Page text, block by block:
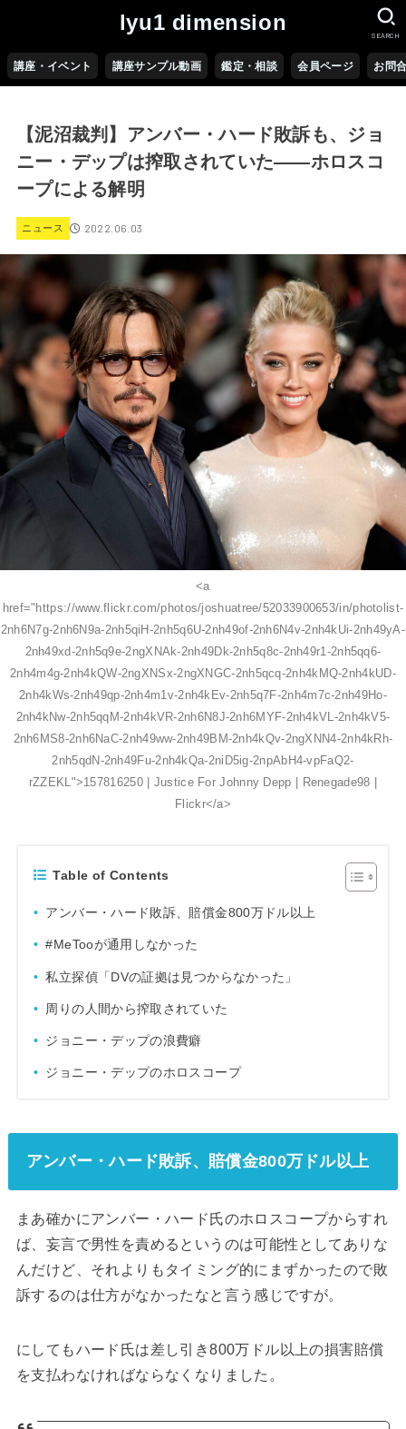
lyu1 dimension
講座・イベント 講座サンプル動画 鑑定・相談 会員ページ お問
SEARCH
【泥沼裁判】アンバー・ハード敗訴も、ジョ
ニー・デップは搾取されていた――ホロスコ
ープによる解明
ニュース 2022.06.03
<a
href="https://www.flickr.com/photos/joshuatree/52033900653/in/photolist-
2nh6N7g-2nh6N9a-2nh5qiH-2nh5q6U-2nh49of-2nh6N4v-2nh4kUi-2nh49yA-
2nh49xd-2nh5q9e-2ngXNAk-2nh49Dk-2nh5q8c-2nh49r1-2nh5qq6-
2nh4m4g-2nh4kQW-2ngXNSx-2ngXNGC-2nh5qcq-2nh4kMQ-2nh4kUD-
2nh4kWs-2nh49qp-2nh4m1v-2nh4kEv-2nh5q7F-2nh4m7c-2nh49Ho-
2nh4kNw-2nh5qqM-2nh4kVR-2nh6N8J-2nh6MYF-2nh4kVL-2nh4kV5-
2nh6MS8-2nh6NaC-2nh49ww-2nh49BM-2nh4kQv-2ngXNN4-2nh4kRh-
2nh5qdN-2nh49Fu-2nh4kQa-2niD5ig-2npAbH4-vpFaQ2-
rZZEKL">157816250 | Justice For Johnny Depp | Renegade98 |
Flickr</a>
Table of Contents
アンバー・ハード敗訴、賠償金800万ドル以上
#MeTooが通用しなかった
私立探偵「DVの証拠は見つからなかった」
周りの人間から搾取されていた
ジョニー・デップの浪費癖
ジョニー・デップのホロスコープ
アンバー・ハード敗訴、賠償金800万ドル以上
まあ確かにアンバー・ハード氏のホロスコープからすれ
ば、妄言で男性を責めるというのは可能性としてありな
んだけど、それよりもタイミング的にまずかったので敗
訴するのは仕方がなかったなと言う感じですが。
にしてもハード氏は差し引き800万ドル以上の損害賠償
を支払わなければならなくなりました。